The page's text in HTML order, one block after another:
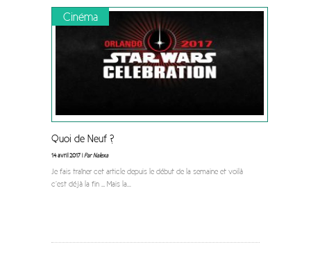
Cinéma
Quoi de Neuf ?
14 avril 2017 |Par Nalexa
Je fais traîner cet article depuis le début de la semaine et voilà
c’est déjà la fin … Mais la...